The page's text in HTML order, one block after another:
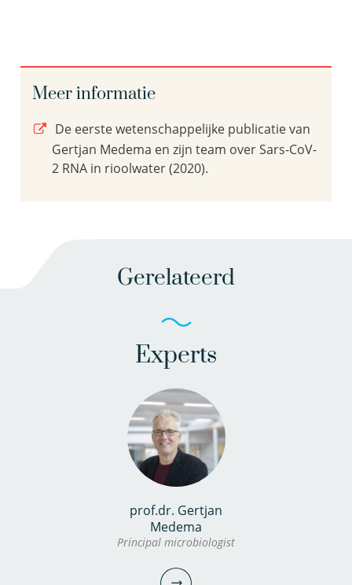
Meer informatie
De eerste wetenschappelijke publicatie van
Gertjan Medema en zijn team over Sars-CoV-
2 RNA in rioolwater (2020).
Gerelateerd
Experts
prof.dr. Gertjan
Medema
Principal microbiologist